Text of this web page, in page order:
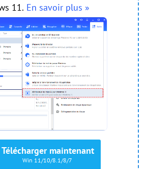
11. En savoir plus »
Télécharger maintenant
Win 11/10/8.1/8/7